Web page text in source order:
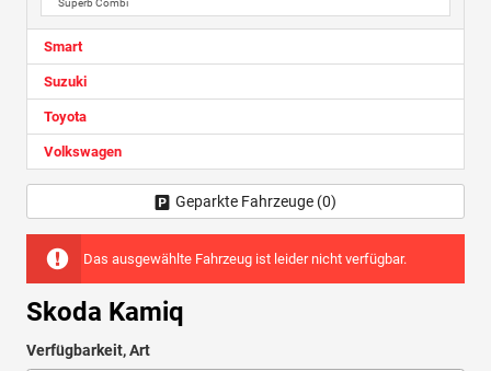
Das ausgewählte Fahrzeug ist leider nicht verfügbar.
Skoda Kamiq
Verfügbarkeit, Art
Superb Combi
Smart
Suzuki
Toyota
Volkswagen
Geparkte Fahrzeuge (0)